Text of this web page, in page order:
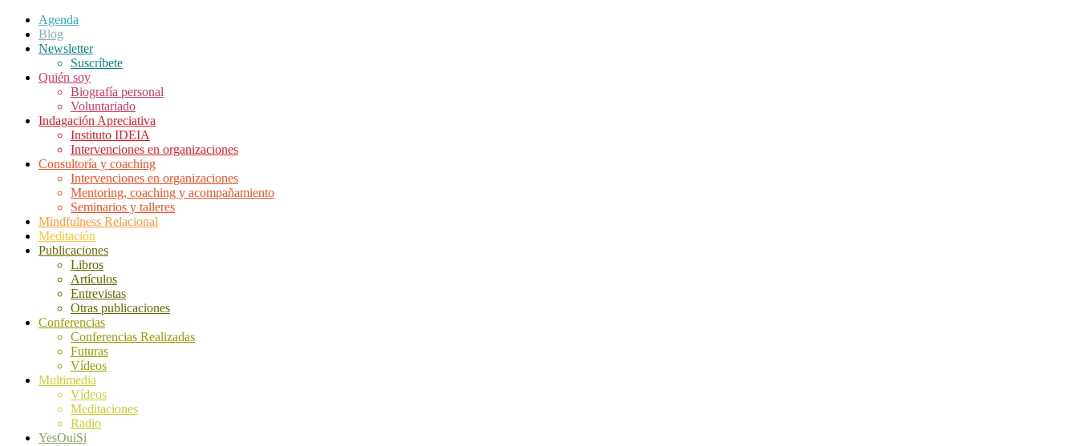
Agenda
Blog
Newsletter
Suscríbete
Quién soy
Biografía personal
Voluntariado
Indagación Apreciativa
Instituto IDEIA
Intervenciones en organizaciones
Consultoría y coaching
Intervenciones en organizaciones
Mentoring, coaching y acompañamiento
Seminarios y talleres
Mindfulness Relacional
Meditación
Publicaciones
Libros
Artículos
Entrevistas
Otras publicaciones
Conferencias
Conferencias Realizadas
Futuras
Vídeos
Multimedia
Vídeos
Meditaciones
Radio
YesOuiSi